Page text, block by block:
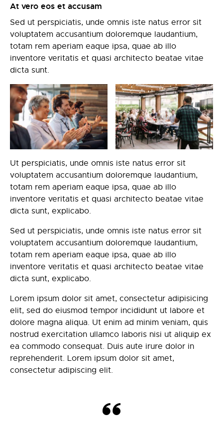
At vero eos et accusam
Sed ut perspiciatis, unde omnis iste natus error sit
voluptatem accusantium doloremque laudantium,
totam rem aperiam eaque ipsa, quae ab illo
inventore veritatis et quasi architecto beatae vitae
dicta sunt.
Ut perspiciatis, unde omnis iste natus error sit
voluptatem accusantium doloremque laudantium,
totam rem aperiam eaque ipsa, quae ab illo
inventore veritatis et quasi architecto beatae vitae
dicta sunt, explicabo.
Sed ut perspiciatis, unde omnis iste natus error sit
voluptatem accusantium doloremque laudantium,
totam rem aperiam eaque ipsa, quae ab illo
inventore veritatis et quasi architecto beatae vitae
dicta sunt, explicabo.
Lorem ipsum dolor sit amet, consectetur adipisicing
elit, sed do eiusmod tempor incididunt ut labore et
dolore magna aliqua. Ut enim ad minim veniam, quis
nostrud exercitation ullamco laboris nisi ut aliquip ex
ea commodo consequat. Duis aute irure dolor in
reprehenderit. Lorem ipsum dolor sit amet,
consectetur adipiscing elit.